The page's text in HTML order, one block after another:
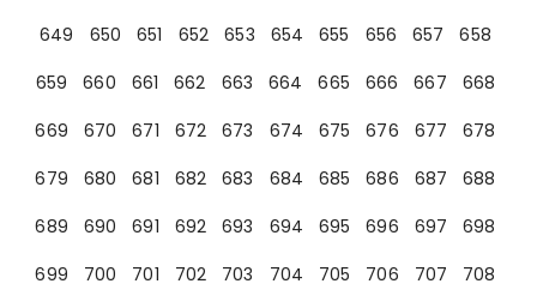
649
650 651 652 653 654 655 656 657
658
659
660 661 662 663 664 665 666 667
668
669
670 671 672 673 674 675 676 677
678
679
680 681 682 683 684 685 686 687
688
689
690 691 692 693 694 695 696 697
698
699
700 701 702 703 704 705 706 707
708